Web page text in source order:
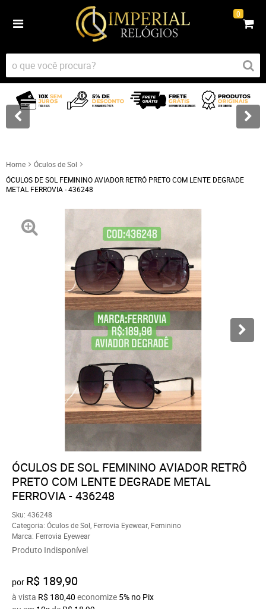
0
Home
Óculos de Sol
ÓCULOS DE SOL FEMININO AVIADOR RETRÔ PRETO COM LENTE DEGRADE
METAL FERROVIA - 436248
ÓCULOS DE SOL FEMININO AVIADOR RETRÔ
PRETO COM LENTE DEGRADE METAL
FERROVIA - 436248
Sku: 436248
Categoria: Óculos de Sol Ferrovia Eyewear Feminino
Marca: Ferrovia Eyewear
Produto Indisponível
por R$ 189,90
à vista R$ 180,40 economize 5% no Pix